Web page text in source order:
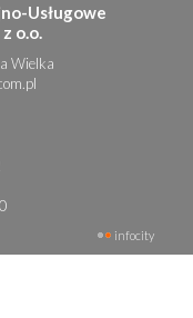
Usługowe
o.o.
Wielka
infocity